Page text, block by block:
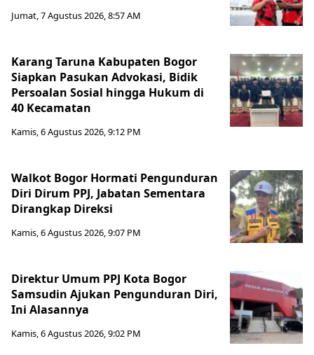
Jumat, 7 Agustus 2026, 8:57 AM
Karang Taruna Kabupaten Bogor
Siapkan Pasukan Advokasi, Bidik
Persoalan Sosial hingga Hukum di
40 Kecamatan
Kamis, 6 Agustus 2026, 9:12 PM
Walkot Bogor Hormati Pengunduran
Diri Dirum PPJ, Jabatan Sementara
Dirangkap Direksi
Kamis, 6 Agustus 2026, 9:07 PM
Direktur Umum PPJ Kota Bogor
Samsudin Ajukan Pengunduran Diri,
Ini Alasannya
Kamis, 6 Agustus 2026, 9:02 PM